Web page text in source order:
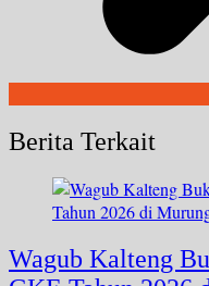
Berita Terkait
Wagub Kalteng